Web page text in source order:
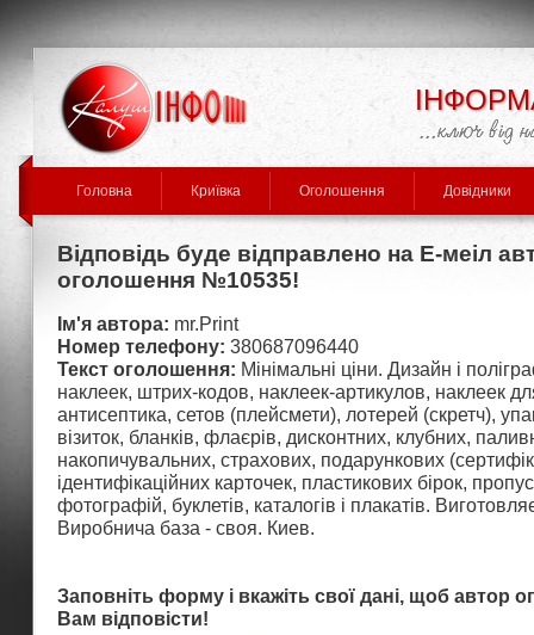
Головна Криївка Оголошення Довідники
Відповідь буде відправлено на Е-меіл
оголошення №10535!
Ім'я автора: mr.Print
Номер телефону: 380687096440
Текст оголошення: Мінімальні ціни. Дизайн і
наклеек, штрих-кодов, наклеек-артикулов, наклеек
антисептика, сетов (плейсмети), лотерей (скретч),
візиток, бланків, флаєрів, дисконтних, клубних,
накопичувальних, страхових, подарункових
ідентифікаційних карточек, пластикових бірок,
фотографій, буклетів, каталогів і плакатів.
Виробнича база - своя. Киев.
Заповніть форму і вкажіть свої дані, щоб автор
Вам відповісти!